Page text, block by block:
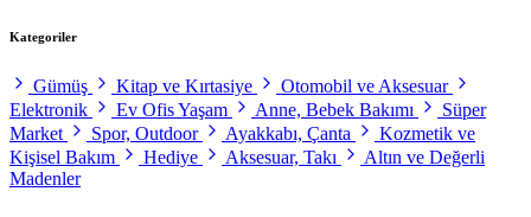
Kategoriler
Gümüş Kitap ve Kırtasiye
Otomobil ve Aksesuar
Elektronik
Ev Ofis Yaşam Anne, Bebek Bakımı
Süper
Market
Spor, Outdoor Ayakkabı, Çanta
Kozmetik ve
Kişisel Bakım
Hediye Aksesuar, Takı
Altın ve Değerli
Madenler